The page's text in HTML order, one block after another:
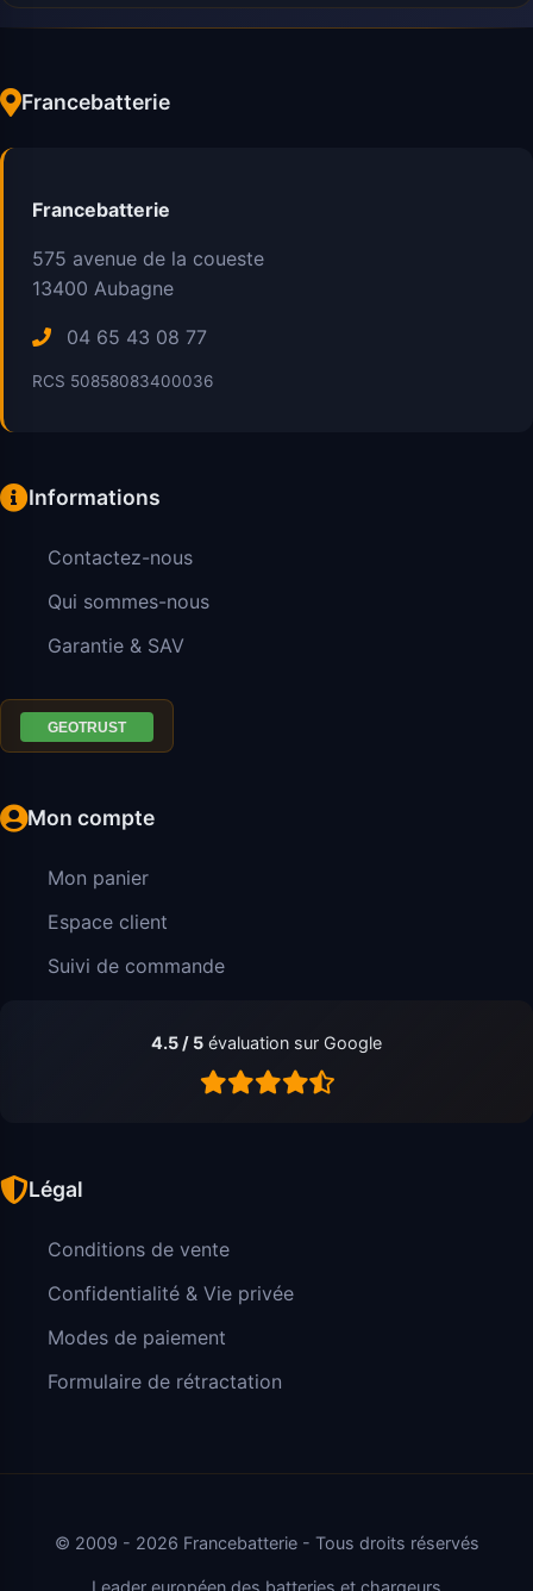
Francebatterie
Francebatterie
575 avenue de la coueste
13400 Aubagne
04 65 43 08 77
RCS 50858083400036
Informations
Contactez-nous
Qui sommes-nous
Garantie & SAV
Mon compte
Mon panier
Espace client
Suivi de commande
4.5 / 5 évaluation sur Google
Légal
Conditions de vente
Confidentialité & Vie privée
Modes de paiement
Formulaire de rétractation
© 2009 - 2026 Francebatterie - Tous droits réservés